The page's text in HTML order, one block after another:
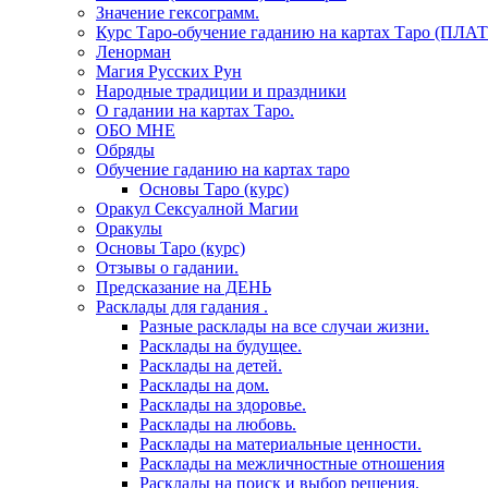
Значение гексограмм.
Курс Таро-обучение гаданию на картах Таро
Ленорман
Магия Русских Рун
Народные традиции и праздники
О гадании на картах Таро.
ОБО МНЕ
Обряды
Обучение гаданию на картах таро
Основы Таро (курс)
Оракул Сексуалной Магии
Оракулы
Основы Таро (курс)
Отзывы о гадании.
Предсказание на ДЕНЬ
Расклады для гадания .
Разные расклады на все случаи жизни.
Расклады на будущее.
Расклады на детей.
Расклады на дом.
Расклады на здоровье.
Расклады на любовь.
Расклады на материальные ценности.
Расклады на межличностные отношения
Расклады на поиск и выбор решения.